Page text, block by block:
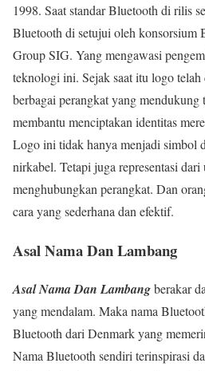
1998. Saat standar Bluetooth di rilis
Bluetooth di setujui oleh konsorsium
Group SIG. Yang mengawasi
teknologi ini. Sejak saat itu logo telah
berbagai perangkat yang
membantu menciptakan identitas
Logo ini tidak hanya menjadi simbol
nirkabel. Tetapi juga representasi
menghubungkan perangkat. Dan
cara yang sederhana dan efektif.
Asal Nama Dan Lambang
Asal Nama Dan Lambangberakar
yang mendalam. Maka nama
Bluetooth dari Denmark yang
Nama Bluetooth sendiri terinspirasi